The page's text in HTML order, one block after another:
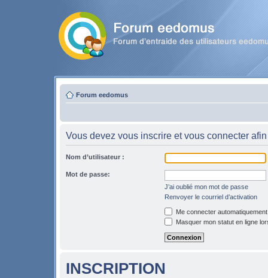
Forum eedomus
Vous devez vous inscrire et vous connecter
Nom d’utilisateur :
Mot de passe:
J’ai oublié mon mot de passe
Renvoyer le courriel d’activation
Me connecter
Masquer mon statut en ligne
INSCRIPTION